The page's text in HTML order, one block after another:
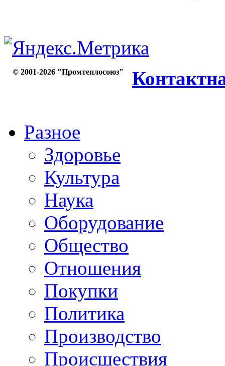
© 2001-2026 "Промтеплосоюз"
Разное
Здоровье
Культура
Наука
Оборудование
Общество
Отношения
Покупки
Политика
Производство
Происшествия